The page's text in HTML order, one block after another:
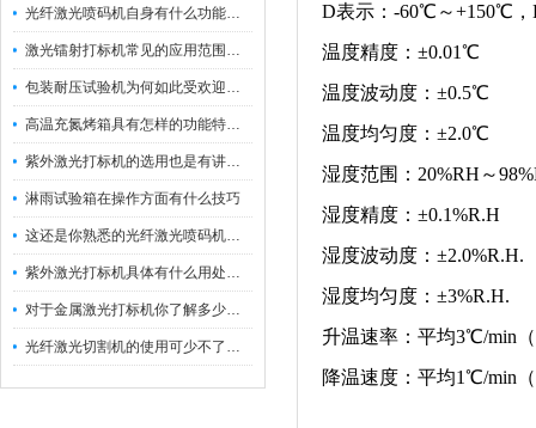
光纤激光喷码机自身有什么功能？不妨看看下文
激光镭射打标机常见的应用范围如下
包装耐压试验机为何如此受欢迎呢？
高温充氮烤箱具有怎样的功能特点呢？
紫外激光打标机的选用也是有讲究的
淋雨试验箱在操作方面有什么技巧
这还是你熟悉的光纤激光喷码机吗？
紫外激光打标机具体有什么用处呢？
对于金属激光打标机你了解多少呢？
光纤激光切割机的使用可少不了以下步骤
D表示：-60℃～+150℃
温度精度：±0.01℃
温度波动度：±0.5℃
温度均匀度：±2.0℃
湿度范围：20%RH～
湿度精度：±0.1%R.H
湿度波动度：±2.0%R.H.
湿度均匀度：±3%R.H.
升温速率：平均3℃/min
降温速度：平均1℃/min